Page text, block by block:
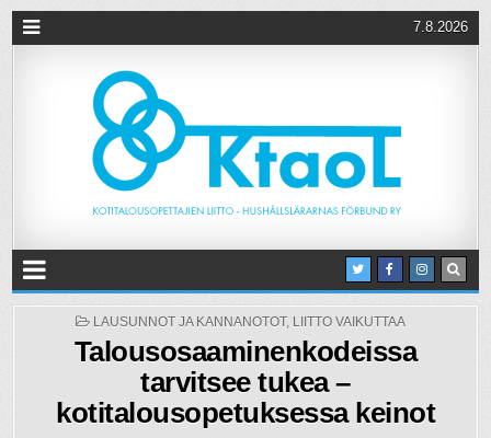
7.8.2026
POSTED
LAUSUNNOT JA KANNANOTOT, LIITTO VAIKUTTAA
Talousosaaminenkodeissa
tarvitsee tukea –
kotitalousopetuksessa keinot